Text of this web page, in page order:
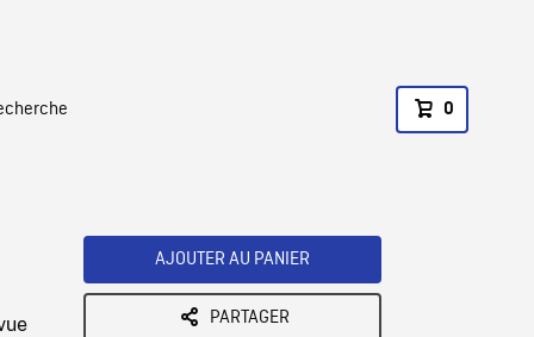
0
AJOUTER AU PANIER
PARTAGER